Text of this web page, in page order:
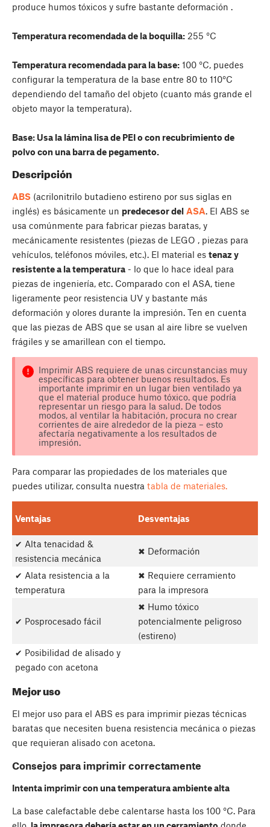
produce humos tóxicos y sufre bastante deformación .
Temperatura recomendada de la boquilla: 255 °C
Temperatura recomendada para la base: 100 °C, puedes
configurar la temperatura de la base entre 80 to 110°C
dependiendo del tamaño del objeto (cuanto más grande el
objeto mayor la temperatura).
Base: Usa la lámina lisa de PEI o con recubrimiento de
polvo con una barra de pegamento.
Descripción
ABS (acrilonitrilo butadieno estireno por sus siglas en
inglés) es básicamente un predecesor del ASA. El ABS se
usa comúnmente para fabricar piezas baratas, y
mecánicamente resistentes (piezas de LEGO , piezas para
vehículos, teléfonos móviles, etc.). El material es tenaz y
resistente a la temperatura - lo que lo hace ideal para
piezas de ingeniería, etc. Comparado con el ASA, tiene
ligeramente peor resistencia UV y bastante más
deformación y olores durante la impresión. Ten en cuenta
que las piezas de ABS que se usan al aire libre se vuelven
frágiles y se amarillean con el tiempo.
Imprimir ABS requiere de unas circunstancias muy
específicas para obtener buenos resultados. Es
importante imprimir en un lugar bien ventilado ya
que el material produce humo tóxico. que podría
representar un riesgo para la salud. De todos
modos, al ventilar la habitación, procura no crear
corrientes de aire alrededor de la pieza – esto
afectaría negativamente a los resultados de
impresión.
Para comparar las propiedades de los materiales que
puedes utilizar, consulta nuestra tabla de materiales.
Ventajas Desventajas
✔ Alta tenacidad &
resistencia mecánica
✖ Deformación
✔ Alata resistencia a la
temperatura
✖ Requiere cerramiento
para la impresora
✔ Posprocesado fácil
✖ Humo tóxico
potencialmente peligroso
(estireno)
✔ Posibilidad de alisado y
pegado con acetona
Mejor uso
El mejor uso para el ABS es para imprimir piezas técnicas
baratas que necesiten buena resistencia mecánica o piezas
que requieran alisado con acetona.
Consejos para imprimir correctamente
Intenta imprimir con una temperatura ambiente alta
La base calefactable debe calentarse hasta los 100 °C. Para